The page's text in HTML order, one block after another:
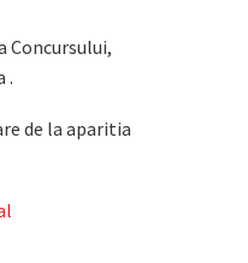
Concursului,
.
de la aparitia